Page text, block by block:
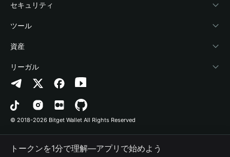
アカデミー
暗号資産ニュース
Help Center
お問い合わせ
ブランドリソース
キャリア
Stablecoin Earn
Payfi Crypto
Crypto Swap API
Altcoin Season Index
Prediction Markets
DApp
RWA
デベロッパー
ウォレットを接続
Bitget Wallet Pay
プロジェクトを掲載
セキュリティ
保護基金
セキュリティ技術
ツール
暗号資産を購入
認証検出
コントラクト検出
一括送金
資産
Arbitrum
Avalanche
Bitcoin
Polygon
リーガル
プライバシーポリシー
利用規約
© 2018-2026 Bitget Wallet All Rights Reserved
トークンを1分で理解―アプリで始めよう